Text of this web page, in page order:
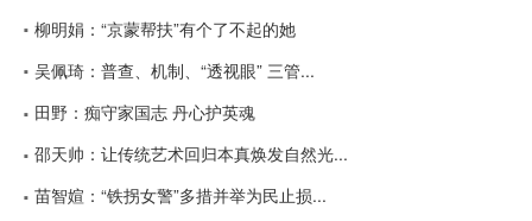
柳明娟：“京蒙帮扶”有个了不起的她
吴佩琦：普查、机制、“透视眼” 三管...
田野：痴守家国志 丹心护英魂
邵天帅：让传统艺术回归本真焕发自然光...
苗智媗：“铁拐女警”多措并举为民止损...